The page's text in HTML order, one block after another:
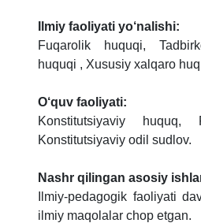
Ilmiy faoliyati yo‘nalishi:
Fuqarolik huquqi,
huquqi , Xususiy xalqaro
O‘quv faoliyati:
Konstitutsiyaviy huquq,
Konstitutsiyaviy odil sudlov.
Nashr qilingan asosiy
Ilmiy-pedagogik faoliyati
ilmiy maqolalar chop etgan.